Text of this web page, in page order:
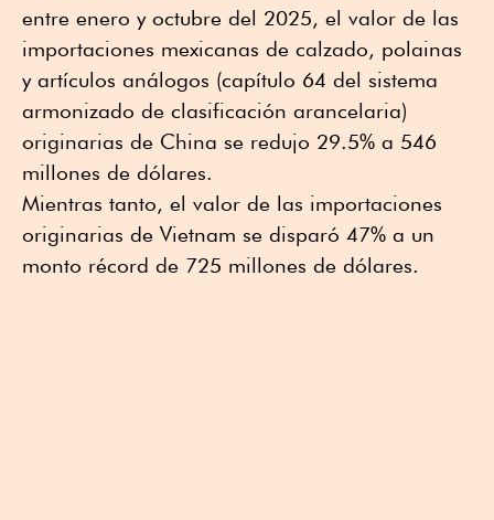
entre enero y octubre del 2025, el valor de las
importaciones mexicanas de calzado, polainas
y artículos análogos (capítulo 64 del sistema
armonizado de clasificación arancelaria)
originarias de China se redujo 29.5% a 546
millones de dólares.
Mientras tanto, el valor de las importaciones
originarias de Vietnam se disparó 47% a un
monto récord de 725 millones de dólares.